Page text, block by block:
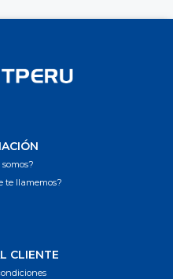
te llamemos?
CLIENTE